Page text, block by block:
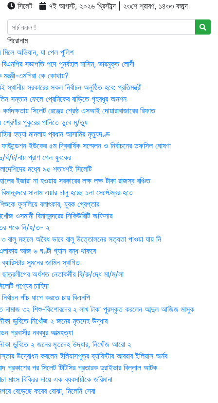
সিলেট ৭ই আগস্ট, ২০২৬ খ্রিস্টাব্দ | ২৩শে শ্রাবণ, ১৪৩৩ বঙ্গাব্দ
শিরোনাম
মিলে অভিযান, যা পেল পুলিশ
সভাপতি পদে পুনর্বহাল নাসিম, ভারমুক্ত লোদী
মন্ত্রী-এমপিরা কে কোথায়?
সরকারের সকল নির্বাচন অনুষ্ঠিত হবে: প্রতিমন্ত্রী
সন্তান ফেলে প্রেমিকের বাড়িতে গৃহবধূর অনশন
সিলেট রেঞ্জের শ্রেষ্ঠ এসআই দোয়ারাবাজারের রিফাত
শ্রেণীর পুকুরের পানিতে ডুবে মৃ/ত্যু
হত্যা মামলায় প্রধান আসামির মৃত্যুদণ্ড
ইউকের ৫ম দ্বিবার্ষিক সম্মেলন ও নির্বাচনের তফসিল ঘোষণা
ট/নায় প্রাণ গেল যুবকের
মধ্যে ৯৫ শতাংশই সিলেটি
ইজারা না হওয়ায় সরকারের লক্ষ লক্ষ টাকা রাজস্ব বঞ্চিত
সালাম এয়ার চালু হচ্ছে ১লা সেপ্টেম্বর হতে
ফুসলিয়ে বলাৎকার, যুবক গ্রেপ্তার
ওসমানী বিমানবন্দরের সিকিউরিটি অফিসার
শকে নি/হ/ত- ২
বালু মহালে অবৈধ ভাবে বালু উত্তোলনের সত্যতা পাওয়া যায় নি
আজ ৬ ঘণ্টা গ্যাস বন্ধ থাকবে
সুমনের জামিন স্থগিত
ছাত্রলীগের অর্ধশত নেতাকর্মীর বি/রু/দ্ধে মা/ম/লা
পণ্যের চাহিদা
পাঁচ ধাপে করতে চায় বিএনপি
নামাজ ৩২ শিশু-কিশোরদের ২ লাখ টাকা পুরস্কৃত করলেন আব্দুল আজিজ মাসুক
ডুবিতে নিখোঁজ ২ জনের মৃতদেহ উদ্ধার
প্রবাসীর নববধুর আত্মহত্যা
ডুবিতে ২ জনের মৃতদেহ উদ্ধার, নিখোঁজ আরো ২
উদ্বোধন করলেন ইলিয়াসপুত্র ব্যারিস্টার আবরার ইলিয়াস অর্নব
প্রকাশের পর সিলেট টিটিসির প্রতারক ড্রাইভার বিল্লাল আটক
মাংস বিক্রির দায়ে এক ব্যবসায়ীকে জরিমানা
বেড়েছে করের বোঝা, মিলেনি সেবা